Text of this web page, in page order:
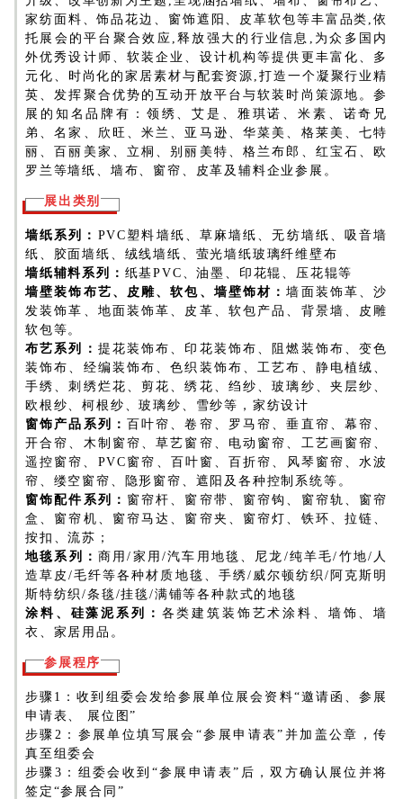
家纺面料、饰品花边、窗饰遮阳、皮革软包等丰富品类,依
托展会的平台聚合效应,释放强大的行业信息,为众多国内
外优秀设计师、软装企业、设计机构等提供更丰富化、多
元化、时尚化的家居素材与配套资源,打造一个凝聚行业精
英、发挥聚合优势的互动开放平台与软装时尚策源地。参
展的知名品牌有：领绣、艾是、雅琪诺、米素、诺奇兄
弟、名家、欣旺、米兰、亚马逊、华菜美、格莱美、七特
丽、百丽美家、立桐、别丽美特、格兰布郎、红宝石、欧
罗兰等墙纸、墙布、窗帘、皮革及辅料企业参展。
展出类别
墙纸系列： PVC塑料墙纸、草麻墙纸、无纺墙纸、吸音墙
纸、胶面墙纸、绒线墙纸、萤光墙纸玻璃纤维壁布
墙纸辅料系列： 纸基PVC、油墨、印花辊、压花辊等
墙壁装饰布艺、皮雕、软包、墙壁饰材：墙面装饰革、沙
发装饰革、地面装饰革、皮革、软包产品、背景墙、皮雕
软包等。
布艺系列： 提花装饰布、印花装饰布、阻燃装饰布、变色
装饰布、经编装饰布、色织装饰布、工艺布、静电植绒、
手绣、刺绣烂花、剪花、绣花、绉纱、玻璃纱、夹层纱、
欧根纱、柯根纱、玻璃纱、雪纱等，家纺设计
窗饰产品系列： 百叶帘、卷帘、罗马帘、垂直帘、幕帘、
开合帘、木制窗帘、草艺窗帘、电动窗帘、工艺画窗帘、
遥控窗帘、PVC窗帘、百叶窗、百折帘、风琴窗帘、水波
帘、缕空窗帘、隐形窗帘、遮阳及各种控制系统等。
窗饰配件系列： 窗帘杆、窗帘带、窗帘钩、窗帘轨、窗帘
盒、窗帘机、窗帘马达、窗帘夹、窗帘灯、铁环、拉链、
按扣、流苏；
地毯系列： 商用/家用/汽车用地毯、尼龙/纯羊毛/竹地/人
造草皮/毛纤等各种材质地毯、手绣/威尔顿纺织/阿克斯明
斯特纺织/条毯/挂毯/满铺等各种款式的地毯
涂料、硅藻泥系列： 各类建筑装饰艺术涂料、墙饰、墙
衣、家居用品。
参展程序
步骤1：收到组委会发给参展单位展会资料“邀请函、参展
申请表、 展位图”
步骤2：参展单位填写展会“参展申请表”并加盖公章，传
真至组委会
步骤3：组委会收到“参展申请表”后，双方确认展位并将
签定“参展合同”